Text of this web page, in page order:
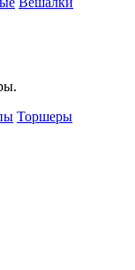
Торшеры